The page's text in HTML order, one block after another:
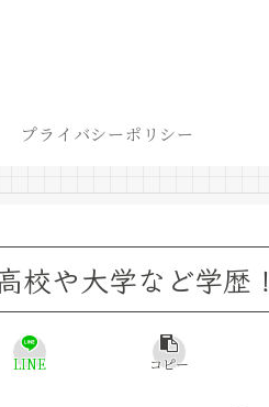
プライバシーポリシー
校や大学など学歴！
LINE コピー